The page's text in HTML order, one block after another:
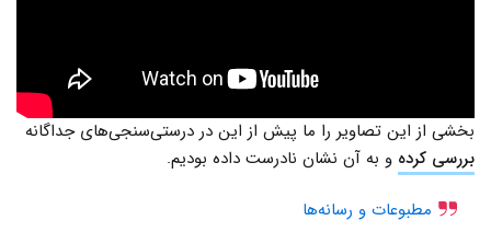
بخشی از این تصاویر را ما پیش از این در درستی‌سنجی‌های جداگانه
بررسی کرده و به آن نشان نادرست داده بودیم.
مطبوعات و رسانه‌ها